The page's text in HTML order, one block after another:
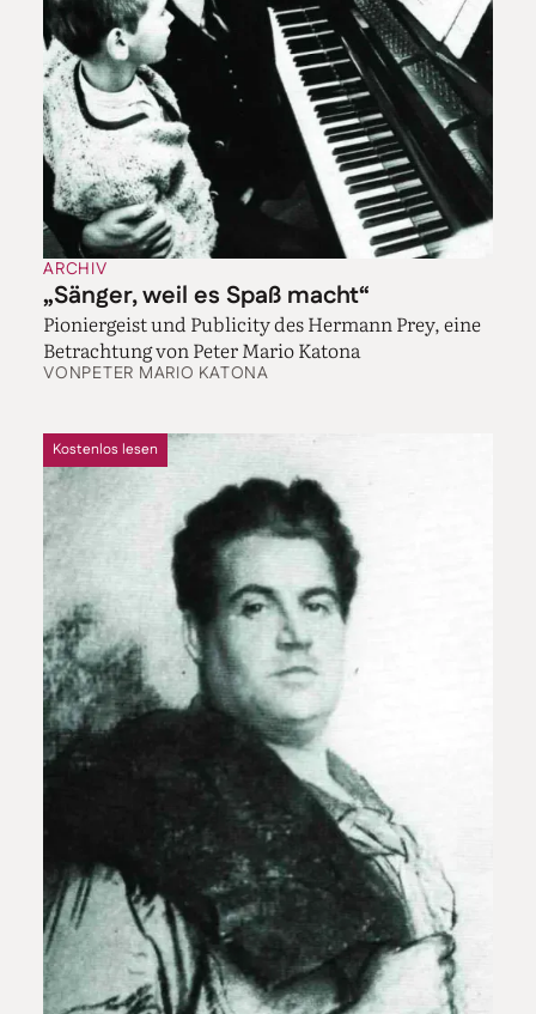
ARCHIV
„Sänger, weil es Spaß macht“
Pioniergeist und Publicity des Hermann Prey, eine
Betrachtung von Peter Mario Katona
VONPETER MARIO KATONA
Kostenlos lesen